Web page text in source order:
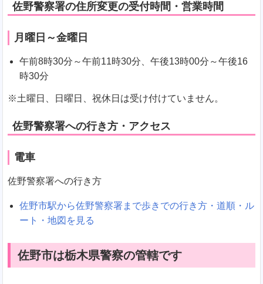
佐野警察署の住所変更の受付時間・営業時間
月曜日～金曜日
午前8時30分～午前11時30分、午後13時00分～午後16
時30分
※土曜日、日曜日、祝休日は受け付けていません。
佐野警察署への行き方・アクセス
電車
佐野警察署への行き方
佐野市駅から佐野警察署まで歩きでの行き方・道順・ル
ート・地図を見る
佐野市は栃木県警察の管轄です